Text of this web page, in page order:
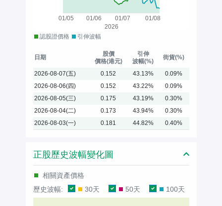
01/05 01/06 01/07 01/08
2026
認股證價格 引伸波幅
日期
股價
價格(港元)
引伸
波幅(%)
街貨(%)
2026-08-07(五) 0.152 43.13%
0.09%
2026-08-06(四)
0.152 43.22%
0.09%
2026-08-05(三)
0.175 43.19%
0.30%
2026-08-04(二)
0.173 43.94%
0.30%
2026-08-03(一)
0.181 44.82% 0.40%
正股歷史波幅變化圖
相關資產價格
歷史波幅:
30天 50天 100天